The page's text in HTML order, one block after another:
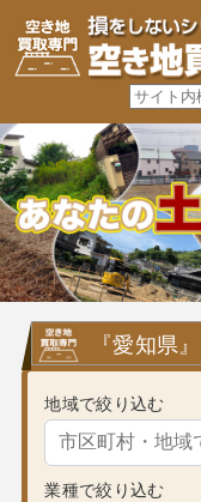
『愛知県
地域で絞り込む
業種で絞り込む